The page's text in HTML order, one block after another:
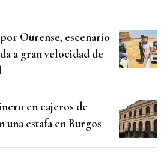
por Ourense, escenario
a gran velocidad de
en cajeros de
una estafa en Burgos